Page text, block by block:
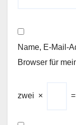
Name, E-Mail-
Browser für
zwei × =